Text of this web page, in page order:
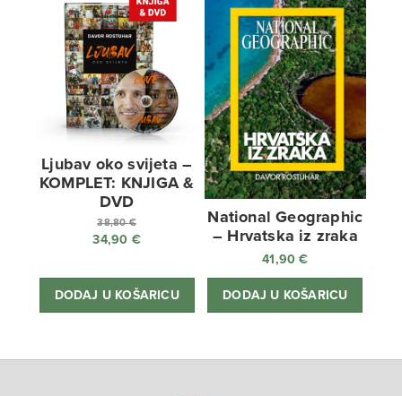
Ljubav oko svijeta –
KOMPLET: KNJIGA &
DVD
38,80€
Izvorna
bila
je:
34,90 €
cijena
je:
DODAJ U KOŠARICU
National Geographic
– Hrvatska iz zraka
41,90€
DODAJ U KOŠARICU